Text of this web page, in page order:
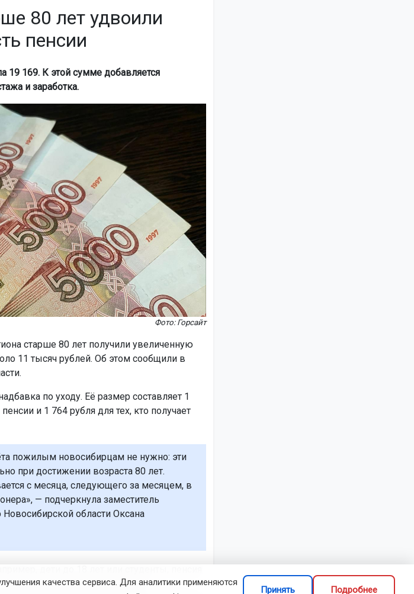
80 лет удвоили
пенсии
19 169. К этой сумме добавляется
и заработка.
Фото: Горсайт
старше 80 лет получили увеличенную
11 тысяч рублей. Об этом сообщили в
по уходу. Её размер составляет 1
и 1 764 рубля для тех, кто получает
пожилым новосибирцам не нужно: эти
при достижении возраста 80 лет.
с месяца, следующего за месяцем, в
— подчеркнула заместитель
области Оксана
в клиентскую службу СФР с
качества сервиса. Для аналитики применяются
Принять Подробнее